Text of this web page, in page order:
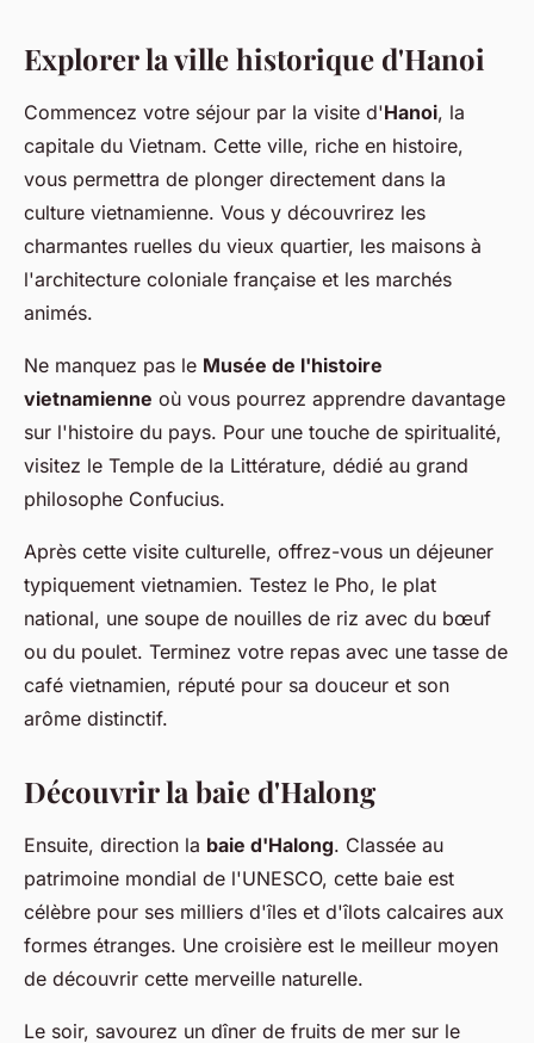
Explorer la ville historique d'Hanoi
Commencez votre séjour par la visite d'Hanoi, la
capitale du Vietnam. Cette ville, riche en histoire,
vous permettra de plonger directement dans la
culture vietnamienne. Vous y découvrirez les
charmantes ruelles du vieux quartier, les maisons à
l'architecture coloniale française et les marchés
animés.
Ne manquez pas le Musée de l'histoire
vietnamienne où vous pourrez apprendre davantage
sur l'histoire du pays. Pour une touche de spiritualité,
visitez le Temple de la Littérature, dédié au grand
philosophe Confucius.
Après cette visite culturelle, offrez-vous un déjeuner
typiquement vietnamien. Testez le Pho, le plat
national, une soupe de nouilles de riz avec du bœuf
ou du poulet. Terminez votre repas avec une tasse de
café vietnamien, réputé pour sa douceur et son
arôme distinctif.
Découvrir la baie d'Halong
Ensuite, direction la baie d'Halong. Classée au
patrimoine mondial de l'UNESCO, cette baie est
célèbre pour ses milliers d'îles et d'îlots calcaires aux
formes étranges. Une croisière est le meilleur moyen
de découvrir cette merveille naturelle.
Le soir, savourez un dîner de fruits de mer sur le